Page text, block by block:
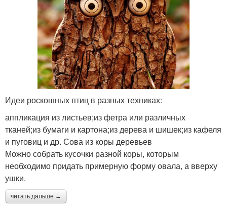
Идеи роскошных птиц в разных техниках:
аппликация из листьев;из фетра или различных
тканей;из бумаги и картона;из дерева и шишек;из кафеля
и пуговиц и др. Сова из коры деревьев
Можно собрать кусочки разной коры, которым
необходимо придать примерную форму овала, а вверху
ушки.
читать дальше →